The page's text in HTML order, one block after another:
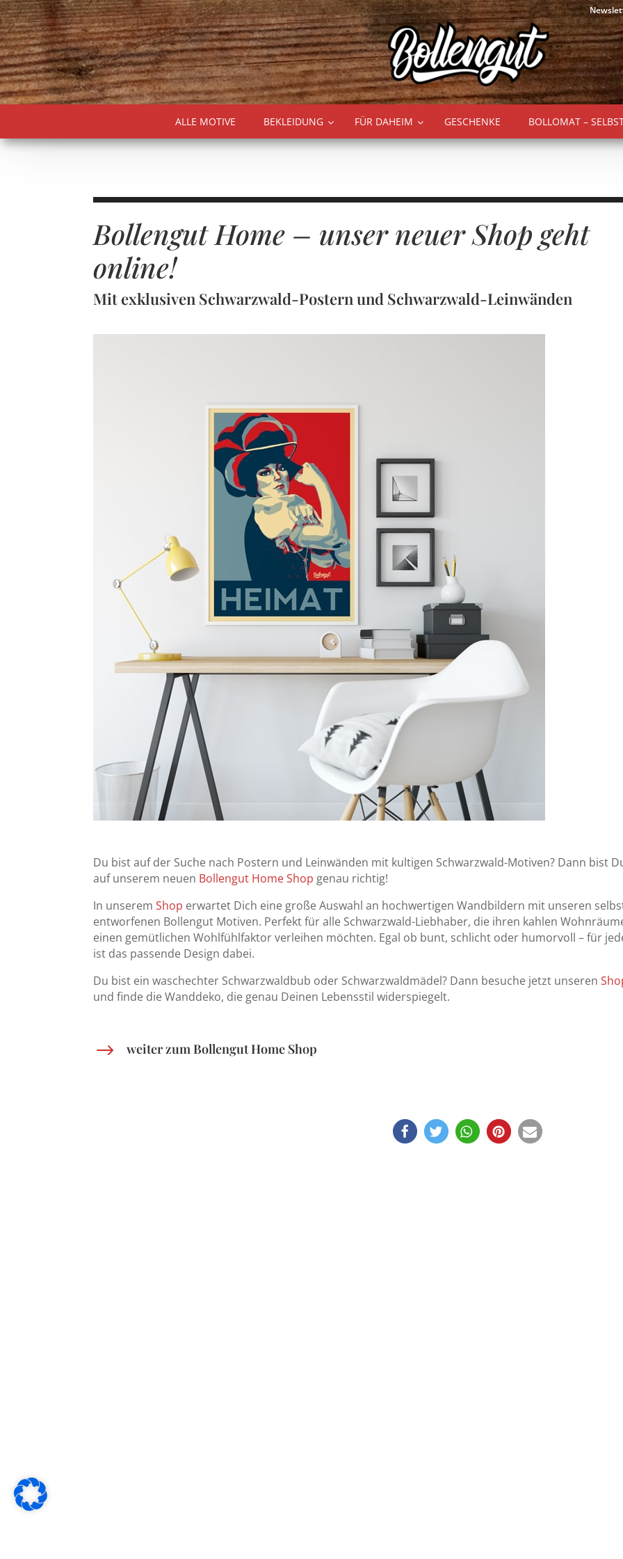
ALLE MOTIVE BEKLEIDUNG FÜR DAHEIM GESCHENKE BOLLOMAT –
Bollengut Home – unser neuer Shop geht
online!
Mit exklusiven Schwarzwald-Postern und Schwarzwald-Leinwänden
Du bist auf der Suche nach Postern und Leinwänden mit kultigen Schwarzwald-Motiven? Dann bist
auf unserem neuen Bollengut Home Shop genau richtig!
In unseremShop erwartet Dich eine große Auswahl an hochwertigen Wandbildern mit unseren
entworfenen Bollengut Motiven. Perfekt für alle Schwarzwald-Liebhaber, die ihren kahlen
einen gemütlichen Wohlfühlfaktor verleihen möchten. Egal ob bunt, schlicht oder humorvoll – für
ist das passende Design dabei.
Du bist ein waschechter Schwarzwaldbub oder Schwarzwaldmädel? Dann besuche jetzt unseren
und finde die Wanddeko, die genau Deinen Lebensstil widerspiegelt.
$ weiter zum Bollengut Home Shop